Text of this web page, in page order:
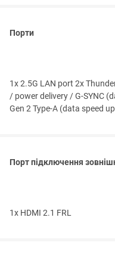
Порти
1x 2.5G LAN port 2x
/ power delivery / G-SYNC
Gen 2 Type-A (data speed
Порт підключення
1x HDMI 2.1 FRL